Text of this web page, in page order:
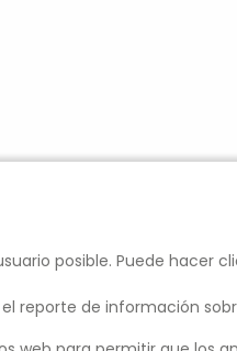
posible. Puede hacer
reporte de información